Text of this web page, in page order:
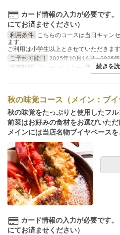
カード情報の入力が必要です
にてお済ませください）
利用条件
こちらのコースは当日キャン
ます。
ご利用は小学生以上とさせていただきます
ご予約可能日
2025年10月16日 ~ 2025
食事時間
ランチ, ディナー 席のカテゴ
続きを
秋の味覚コース（メイン：ブイ
秋の味覚をたっぷりと使用したフル
前菜はお好みの食材をお選びいただ
メインには当店名物ブイヤベースを
カード情報の入力が必要です
にてお済ませください）